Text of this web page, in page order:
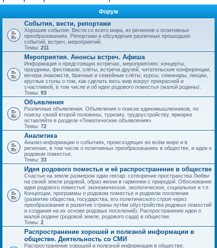
Форум
События, вести, репортажи
Хорошие события. Вести со всего мира, из регионов о позитивных
преобразованиях. Репортажи и обсуждения различных прошедших
событий, встреч, мероприятий.
Темы: 211
Мероприятия. Анонсы встреч. Афиша
Информация о предстоящих встречах, мероприятиях: концерты,
праздники, фестивали, слёты, встречи друзей, читательские конференции,
вечера знакомств, брачные и семейные слёты; курсы, семинары, лекции,
круглые столы о том, как сделать весь мир вокруг прекрасней и
счастливей, в том числе и об идее родового поместья (малой родины).
Темы: 93
Объявления
Различные объявления. Объявления о поиске единомышленников, по
поиску своей второй половины, туризму, трудоустройству, ярмарке
оставляйте в разделе «Тематические объявления».
Темы: 72
Аналитика
Анализ информации о событиях, происходящих во всём мире и в
регионах, в том числе о позитивных преобразованиях в обществе, и идеи о
родовом поместье.
Темы: 33
Идея родового поместья и её распространение в обществе
Счастье на земле размером один гектар: сотворение пространства Любви
на своей земле родовой, образ жизни в гармонии с природой. Обоснование
идеи родового поместья: экономическое, экологическое, социальное и т.п.
Концепции, программы о родовом поместье и родовом поселении
(развитие общества, государства, его политического строя через
преобразование и развитие страны путём обустройства родовых поместий
и создания на их основе родовых поселений). Распространение идеи о
малой родине (родовой земле, родового сада) в обществе.
Темы: 2
Распространение хорошей и полезной информации в
обществе. Деятельность со СМИ
Распространение хорошей и полезной информации в обществе.